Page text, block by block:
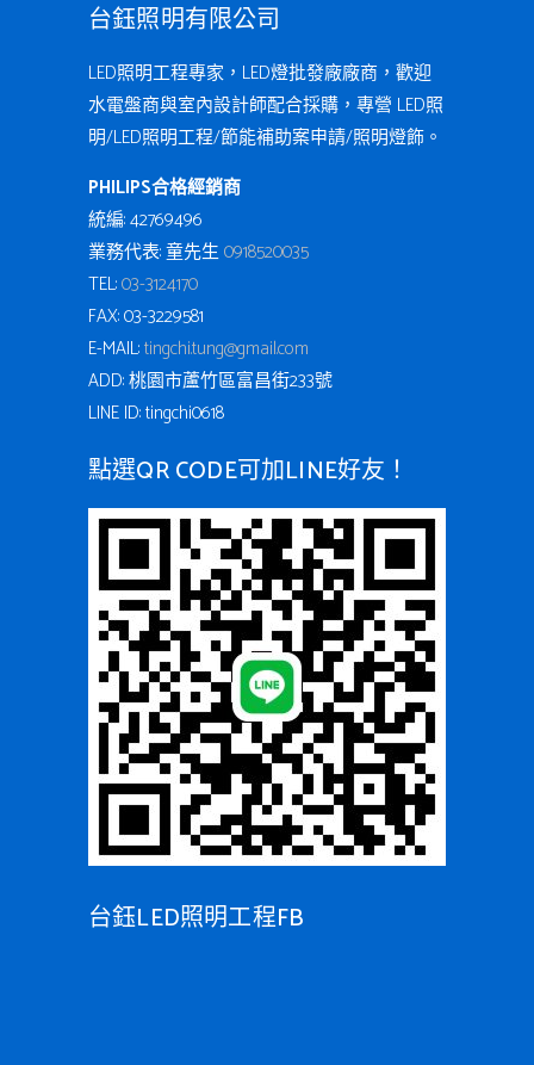
台鈺照明有限公司
LED照明工程專家，LED燈批發廠廠商，歡迎
水電盤商與室內設計師配合採購，專營 LED照
明/LED照明工程/節能補助案申請/照明燈飾。
PHILIPS合格經銷商
統編: 42769496
業務代表: 童先生0918520035
TEL:03-3124170
FAX: 03-3229581
E-MAIL:tingchi.tung@gmail.com
ADD: 桃園市蘆竹區富昌街233號
LINE ID: tingchi0618
點選QR CODE可加LINE好友！
台鈺LED照明工程FB